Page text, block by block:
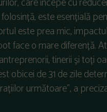
este esențială
este prea mic,
face o mare diferență.
tinerii și toți
obicei de 31 de zile
următoare”, a